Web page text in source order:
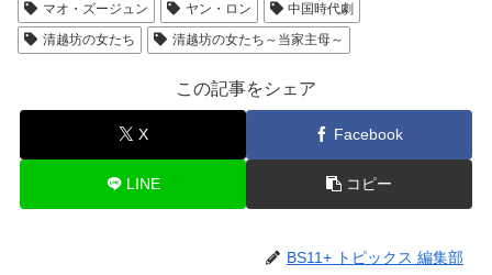
マオ・ズージュン
ヤン・ロン
中国時代劇
清越坊の女たち
清越坊の女たち～当家主母～
この記事をシェア
X Facebook
LINE コピー
BS11+ トピックス 編集部